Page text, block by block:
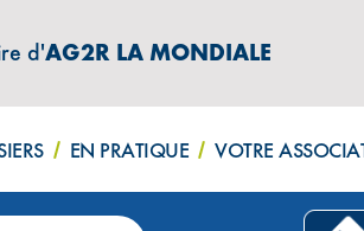
d'AG2R LA MONDIALE
EN PRATIQUE VOTRE